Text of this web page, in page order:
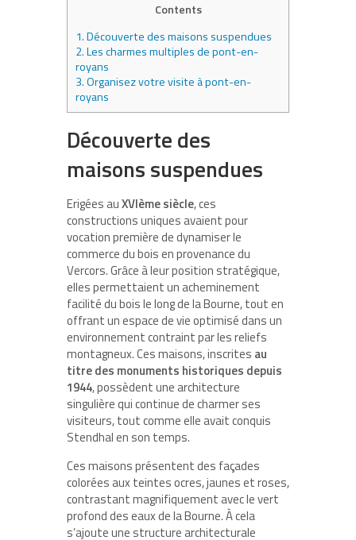
Contents
1.Découverte des maisons suspendues
2.Les charmes multiples de pont-en-
royans
3.Organisez votre visite à pont-en-
royans
Découverte des
maisons suspendues
Erigées auXVIème siècle, ces
constructions uniques avaient pour
vocation première de dynamiser le
commerce du bois en provenance du
Vercors. Grâce à leur position stratégique,
elles permettaient un acheminement
facilité du bois le long de la Bourne, tout en
offrant un espace de vie optimisé dans un
environnement contraint par les reliefs
montagneux. Ces maisons, inscrites au
titre des monuments historiques depuis
1944, possèdent une architecture
singulière qui continue de charmer ses
visiteurs, tout comme elle avait conquis
Stendhal en son temps.
Ces maisons présentent des façades
colorées aux teintes ocres, jaunes et roses,
contrastant magnifiquement avec le vert
profond des eaux de la Bourne. À cela
s’ajoute une structure architecturale